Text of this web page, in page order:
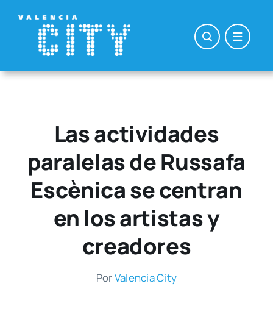
contenido
Las actividades
paralelas de Russafa
Escènica se centran
en los artistas y
creadores
PorValen­cia City